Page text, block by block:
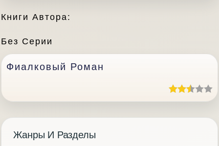
Книги Автора:
Без Серии
Фиалковый Роман
Жанры И Разделы